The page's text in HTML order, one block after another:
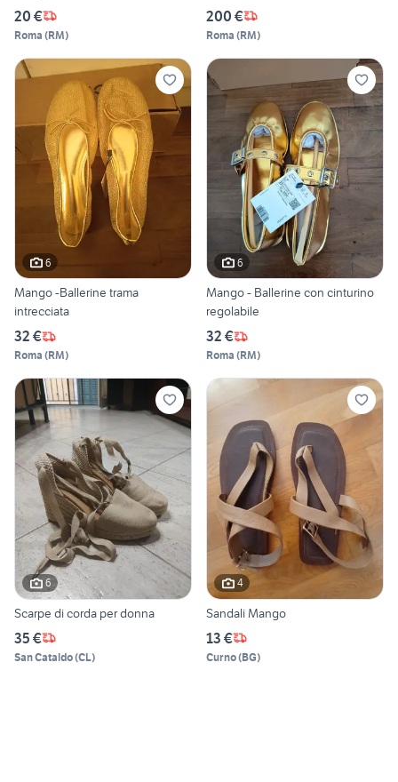
20 €
Roma (RM)
200 €
Roma (RM)
6
Mango -Ballerine trama
intrecciata
32 €
Roma (RM)
6
Mango - Ballerine con cinturino
regolabile
32 €
Roma (RM)
6
Scarpe di corda per donna
35 €
San Cataldo(CL)
4
Sandali Mango
13 €
Curno(BG)